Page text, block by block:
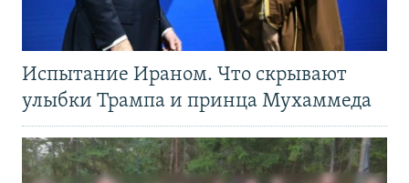
Испытание Ираном. Что скрывают
улыбки Трампа и принца Мухаммеда